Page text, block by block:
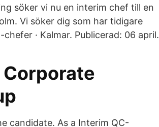
söker vi nu en interim chef till en
Vi söker dig som har tidigare
· Kalmar. Publicerad: 06 april.
candidate. As a Interim QC-